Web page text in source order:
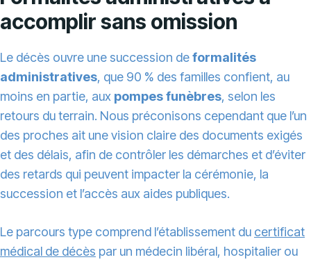
accomplir sans omission
Le décès ouvre une succession deformalités
administratives, que 90 % des familles confient, au
moins en partie, aux pompes funèbres, selon les
retours du terrain. Nous préconisons cependant que l’un
des proches ait une vision claire des documents exigés
et des délais, afin de contrôler les démarches et d’éviter
des retards qui peuvent impacter la cérémonie, la
succession et l’accès aux aides publiques.
Le parcours type comprend l’établissement du certificat
médical de décès par un médecin libéral, hospitalier ou